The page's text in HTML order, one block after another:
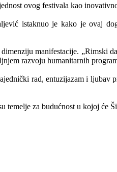
ovog festivala kao
istaknuo je kako je ovaj
manifestacije. „Rimski
razvoju humanitarnih
rad, entuzijazam i
temelje za budućnost u kojoj će